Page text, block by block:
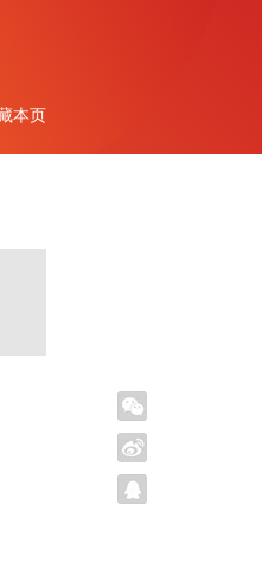
本页